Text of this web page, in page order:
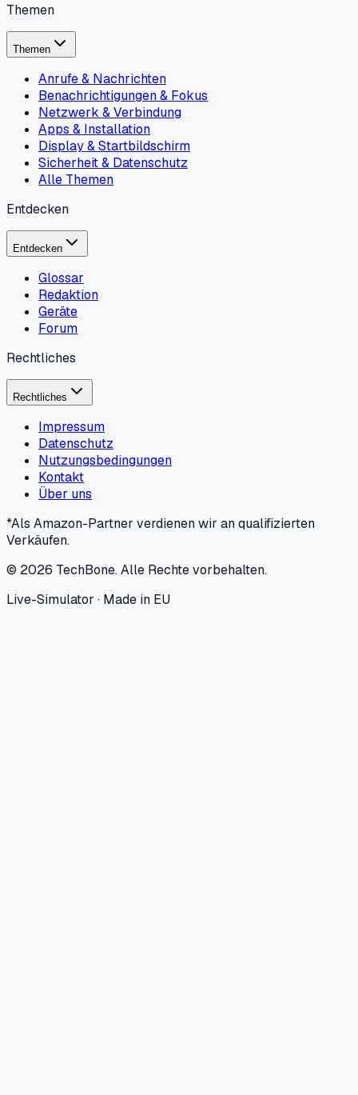
Themen
Themen
Anrufe & Nachrichten
Benachrichtigungen & Fokus
Netzwerk & Verbindung
Apps & Installation
Display & Startbildschirm
Sicherheit & Datenschutz
Alle Themen
Entdecken
Entdecken
Glossar
Redaktion
Geräte
Forum
Rechtliches
Rechtliches
Impressum
Datenschutz
Nutzungsbedingungen
Kontakt
Über uns
*Als Amazon-Partner verdienen wir an qualifizierten
Verkäufen.
© 2026 TechBone.Alle Rechte vorbehalten.
Live-Simulator · Made in EU